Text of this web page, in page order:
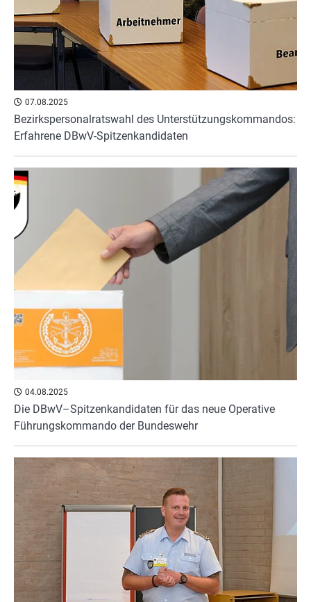
07.08.2025
Bezirkspersonalratswahl des Unterstützungskommandos:
Erfahrene DBwV-Spitzenkandidaten
04.08.2025
Die DBwV–Spitzenkandidaten für das neue Operative
Führungskommando der Bundeswehr